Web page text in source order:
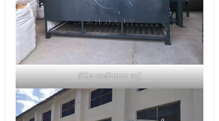
क्षैतिज कार्बोनाइज़र भट्ठी